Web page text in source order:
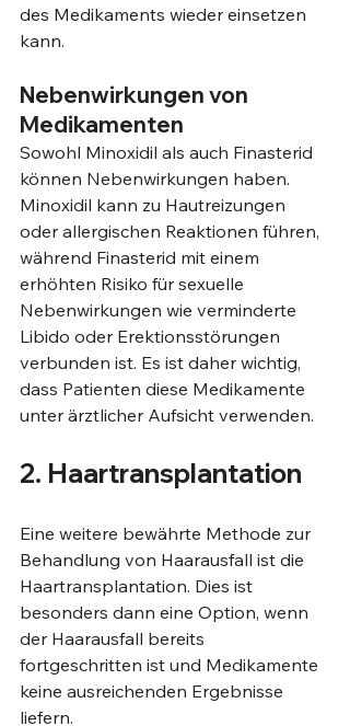
des Medikaments wieder einsetzen
kann.
Nebenwirkungen von
Medikamenten
Sowohl Minoxidil als auch Finasterid
können Nebenwirkungen haben.
Minoxidil kann zu Hautreizungen
oder allergischen Reaktionen führen,
während Finasterid mit einem
erhöhten Risiko für sexuelle
Nebenwirkungen wie verminderte
Libido oder Erektionsstörungen
verbunden ist. Es ist daher wichtig,
dass Patienten diese Medikamente
unter ärztlicher Aufsicht verwenden.
2. Haartransplantation
Eine weitere bewährte Methode zur
Behandlung von Haarausfall ist die
Haartransplantation. Dies ist
besonders dann eine Option, wenn
der Haarausfall bereits
fortgeschritten ist und Medikamente
keine ausreichenden Ergebnisse
liefern.